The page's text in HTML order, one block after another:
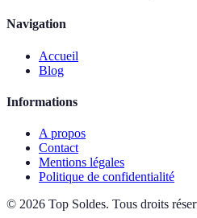
Navigation
Accueil
Blog
Informations
A propos
Contact
Mentions légales
Politique de confidentialité
© 2026 Top Soldes. Tous droits